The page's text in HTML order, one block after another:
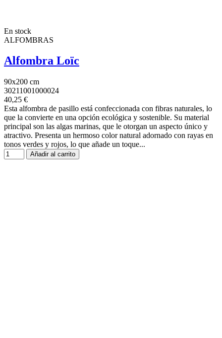
En stock
ALFOMBRAS
Alfombra Loïc
90x200 cm
30211001000024
40,25 €
Esta alfombra de pasillo está confeccionada con fibras naturales, lo
que la convierte en una opción ecológica y sostenible. Su material
principal son las algas marinas, que le otorgan un aspecto único y
atractivo. Presenta un hermoso color natural adornado con rayas en
tonos verdes y rojos, lo que añade un toque...
Añadir al carrito